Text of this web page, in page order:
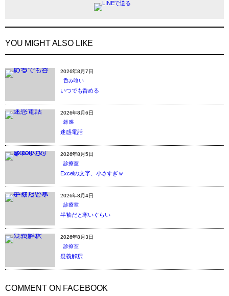
YOU MIGHT ALSO LIKE
2026年8月7日
呑み喰い
いつでも呑める
2026年8月6日
雑感
迷惑電話
2026年8月5日
診療室
Excelの文字、小さすぎｗ
2026年8月4日
診療室
半袖だと寒いぐらい
2026年8月3日
診療室
疑義解釈
COMMENT ON FACEBOOK